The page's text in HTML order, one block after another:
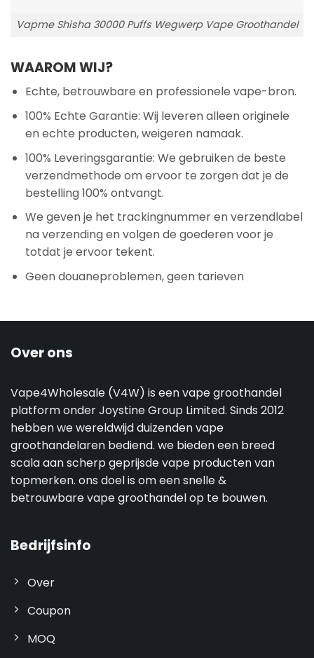
Vapme Shisha 30000 Puffs Wegwerp Vape Groothandel
WAAROM WIJ?
Echte, betrouwbare en professionele vape-bron.
100% Echte Garantie: Wij leveren alleen originele
en echte producten, weigeren namaak.
100% Leveringsgarantie: We gebruiken de beste
verzendmethode om ervoor te zorgen dat je de
bestelling 100% ontvangt.
We geven je het trackingnummer en verzendlabel
na verzending en volgen de goederen voor je
totdat je ervoor tekent.
Geen douaneproblemen, geen tarieven
Over ons
Vape4Wholesale (V4W) is een vape groothandel
platform onder Joystine Group Limited. Sinds 2012
hebben we wereldwijd duizenden vape
groothandelaren bediend. we bieden een breed
scala aan scherp geprijsde vape producten van
topmerken. ons doel is om een snelle &
betrouwbare vape groothandel op te bouwen.
Bedrijfsinfo
Over
Coupon
MOQ